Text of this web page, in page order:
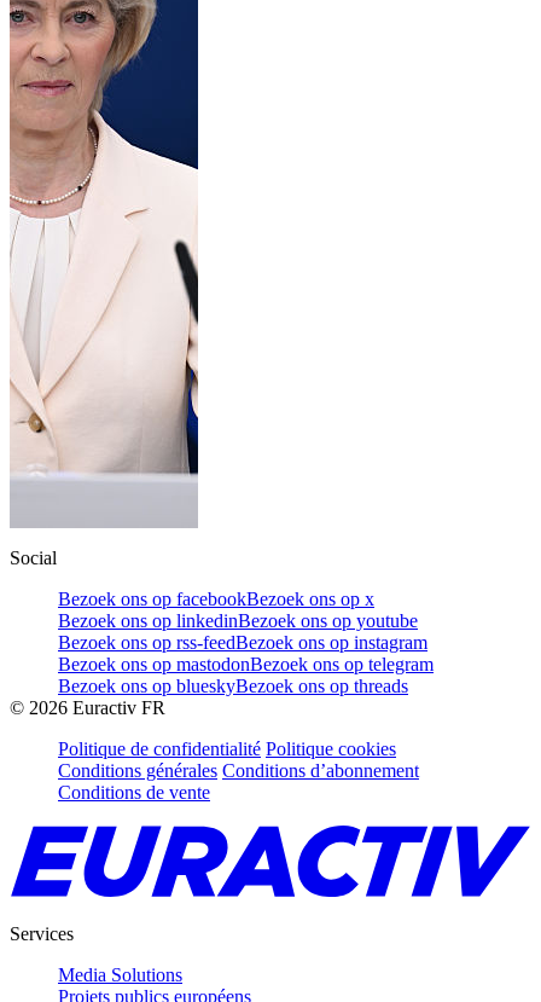
Social
Bezoek ons op facebookBezoek ons op x
Bezoek ons op linkedinBezoek ons op youtube
Bezoek ons op rss-feedBezoek ons op instagram
Bezoek ons op mastodonBezoek ons op telegram
Bezoek ons op blueskyBezoek ons op threads
© 2026 Euractiv FR
Politique de confidentialité Politique cookies
Conditions générales Conditions d’abonnement
Conditions de vente
Services
Media Solutions
Projets publics européens